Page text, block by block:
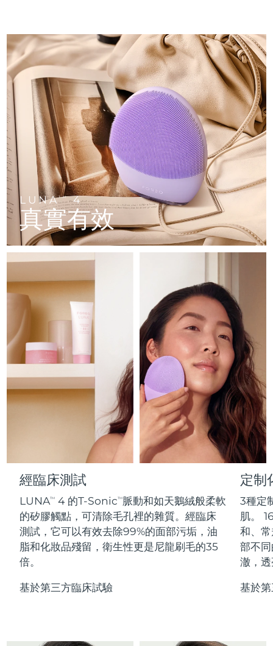
LUNATM4
真實有效
經臨床測試
LUNATM 4 的T-SonicTM脈動和如天鵝絨般柔軟
的矽膠觸點，可清除毛孔裡的雜質。經臨床
測試，它可以有效去除99%的面部污垢，油
脂和化妝品殘留，衛生性更是尼龍刷毛的35
倍。
基於第三方臨床試驗
定制
3種定
肌。
和、
部不
澈，
基於
LUNA™ 4 Men
For men, anti-aging massage
LUNA™ 4 mini
For young skin, T-zone
LUNA™ 4 go
For travel or gym bag
LUNA™護膚
Premium cleansers & balm
LUNA™ 設備
All facial cleansing devices
BEAR™ 2 eyes & lips
Microcurrent line smoothing device
面部提拉護理
Premium anti-aging skincare
BEAR™ 設備
All premium facelift devices
UFO™ 3 LED
Near-infrared and red light therapy
device
UFO™ 3 mini
Red light therapy device for young skin
UFO™ 3 go
Portable red light therapy
面膜
Rejuvenation & hydration
UFO™ 設備
All deep facial hydration devices
issa™ 4 plus
Smart hybrid silicone sonic toothbrush
issa™ 4 smile
Hybrid silicone sonic toothbrush
issa™ 4 baby
For ages 0-3
issa™ Teeth Whitening Set
ISSA™ 設備
All silicone sonic toothbrushes
抗老
FAQ™ 101
Clinical anti-aging
FAQ™ 102
Advanced clinical anti-aging
FAQ™ 103
Luxurious clinical anti-aging set
FAQ™ P1 Primer
Manuka honey primer
FAQ™護膚品
All FAQ™ skincare
FAQ™產品
All anti-aging treatments
LED 護理
NEW
FAQ™ 201
LED mask
FAQ™ 202
LED mask
FAQ™ 211
Anti-aging neck & décolleté LED mask
FAQ™ 221
Anti-aging LED hand mask
FAQ™護膚品
All FAQ™ skincare
FAQ™產品
All LED treatments
生髮
FAQ™ 301
LED hair strengthening scalp massager
FAQ™ Scalp Serum
Scalp recovery probiotic serum
FAQ™護膚品
All FAQ™ skincare
FAQ™產品
All hair treatments
肌膚年輕化
NEW
FAQ™ 501
Full-Spectrum Red Light Therapy
FAQ™ 502
Full-Spectrum Red Light Therapy
FAQ™ Red Light Serum
FAQ™ skincare
All FAQ™ skincare
FAQ™ products
All toning treatments
保健品
NEW
專業治療
脫毛
PEACH™ 2 Pro Max
Professional IPL hair removal device
PEACH™ 2
IPL hair removal
PEACH™ 2 go
Travel-friendly IPL hair removal
PEACH™ Cooling Prep Gel
身體護理
BEAR™ 2 body
Microcurrent body toning
LUNA™ 4 body
Massaging body brush
SUPERCHARGED™ serum
Firming body serum
ESPADA™ 2 plus
Recurring acne LED therapy
ESPADA™ 2
Acne treatment device
ESPADA™ Blemish Solution
眼部護理
BEAR™ 2 eyes & lips
Microcurrent line smoothing device
IRIS™ 2
Rejuvenating eye massager
眼部護膚
毛孔護理
KIWI™ derma
Diamond microdermabrasion .
Blackhead remover
LUNA™ 4 hair
2-in-1 LED scalp massager
LED light hairbrush
牙齒美白
NEW
issa™ Teeth Whitening Set
Dual LED + sonic device & 18% PAP gel
issa™ Teeth Whitening Gel
更多的
加拿大 預計送達日期14/08/2026
智利 預計送達日期 14/08/2026
中國 預計送達日期10/08/2026
哥倫比亞 預計送達日期14/08/2026
克羅埃西亞 預計送達日期10/08/2026
賽普勒斯 預計送達日期11/08/2026
捷克 預計送達日期10/08/2026
丹麥 預計送達日期10/08/2026
芬蘭 預計送達日期10/08/2026
法國 預計送達日期 10/08/2026
法屬玻里尼西亞 預計送達日期14/08/2026
德國 預計送達日期10/08/2026
預計送達日期14/08/2026
預計送達日期10/08/2026
中國香港特別行政區 11/08/2026
匈牙利 預計送達日期10/08/2026
冰島 預計送達日期11/08/2026
印尼 08/08/2026
愛爾蘭 10/08/2026